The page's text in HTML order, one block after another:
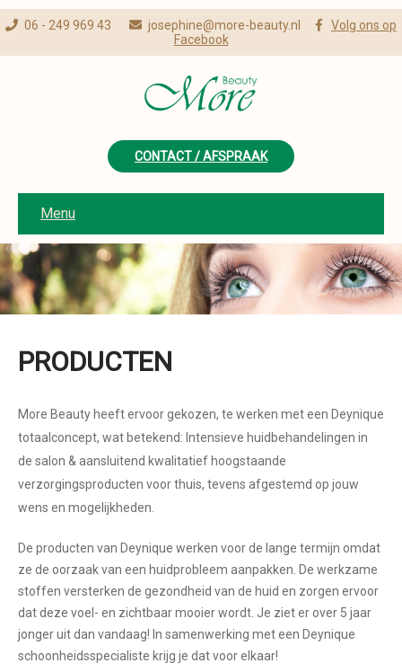
06 - 249 969 43 josephine@more-beauty.nl
Volg ons op
Facebook
CONTACT / AFSPRAAK
Menu
PRODUCTEN
More Beauty heeft ervoor gekozen, te werken met een Deynique
totaalconcept, wat betekend: Intensieve huidbehandelingen in
de salon & aansluitend kwalitatief hoogstaande
verzorgingsproducten voor thuis, tevens afgestemd op jouw
wens en mogelijkheden.
De producten van Deynique werken voor de lange termijn omdat
ze de oorzaak van een huidprobleem aanpakken. De werkzame
stoffen versterken de gezondheid van de huid en zorgen ervoor
dat deze voel- en zichtbaar mooier wordt. Je ziet er over 5 jaar
jonger uit dan vandaag! In samenwerking met een Deynique
schoonheidsspecialiste krijg je dat voor elkaar!